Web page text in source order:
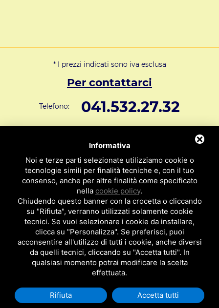
* I prezzi indicati sono iva esclusa
Per contattarci
Telefono: 041.532.27.32
info@svar1951.it
Supporto Tecnico Clienti: assistenza@svar1951.it
Fax: 041 532.73.01
Indirizzo: S.V.A.R. - Via Cappuccina n° 181 - 30172 Mestre VE
ITALY
P.I : 01971310279
ISCRIZIONE R.E.A. N. 189009
Per essere contattato da un nostro
rappresentante clicca qui
Privacy Policy | Cookie Policy
Informativa
Noi e terze parti selezionate utilizziamo cookie o
tecnologie simili per finalità tecniche e, con il tuo
consenso, anche per altre finalità come specificato
nella cookie policy.
Chiudendo questo banner con la crocetta o cliccando
su "Rifiuta", verranno utilizzati solamente cookie
tecnici. Se vuoi selezionare i cookie da installare,
clicca su "Personalizza". Se preferisci, puoi
acconsentire all'utilizzo di tutti i cookie, anche diversi
da quelli tecnici, cliccando su "Accetta tutti". In
qualsiasi momento potrai modificare la scelta
effettuata.
Rifiuta Accetta tutti